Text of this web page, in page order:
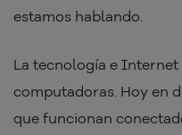
estamos hablando.
La tecnología e
computadoras. Hoy en
que funcionan